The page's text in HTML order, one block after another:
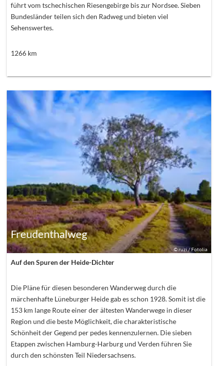
führt vom tschechischen Riesengebirge bis zur Nordsee. Sieben
Bundesländer teilen sich den Radweg und bieten viel
Sehenswertes.
1266km
©ruzi / Fotolia
Freudenthalweg
Auf den Spuren der Heide-Dichter
Die Pläne für diesen besonderen Wanderweg durch die
märchenhafte Lüneburger Heide gab es schon 1928. Somit ist die
153 km lange Route einer der ältesten Wanderwege in dieser
Region und die beste Möglichkeit, die charakteristische
Schönheit der Gegend per pedes kennenzulernen. Die sieben
Etappen zwischen Hamburg-Harburg und Verden führen Sie
durch den schönsten Teil Niedersachsens.